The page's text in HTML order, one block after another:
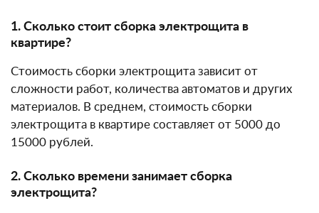
1. Сколько стоит сборка электрощита в
квартире?
Стоимость сборки электрощита зависит от
сложности работ, количества автоматов и других
материалов. В среднем, стоимость сборки
электрощита в квартире составляет от 5000 до
15000 рублей.
2. Сколько времени занимает сборка
электрощита?